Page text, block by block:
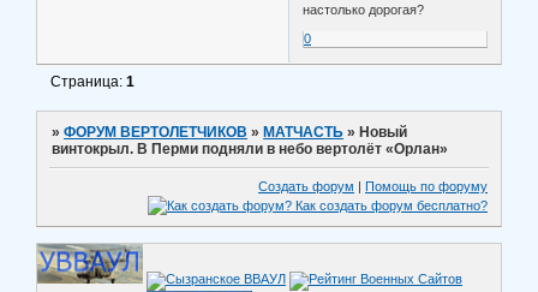
настолько дорогая?
0
Страница:1
»ФОРУМ ВЕРТОЛЕТЧИКОВ »МАТЧАСТЬ »Новый
винтокрыл. В Перми подняли в небо вертолёт «Орлан»
Создать форум Помощь по форуму